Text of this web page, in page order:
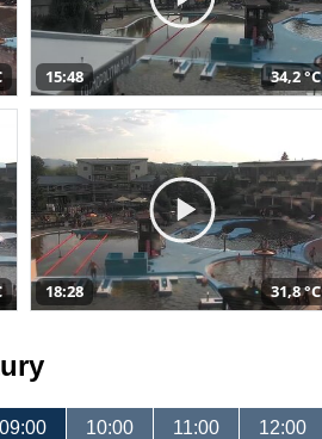
15:48 34,2 °C
18:28 31,8 °C
09:00 10:00 11:00 12:00